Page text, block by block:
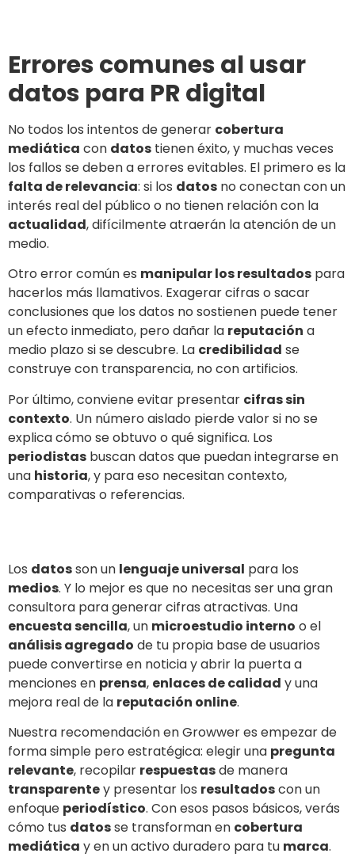
Errores comunes al usar
datos para PR digital
No todos los intentos de generar cobertura
mediática con datos tienen éxito, y muchas veces
los fallos se deben a errores evitables. El primero es la
falta de relevancia: si los datos no conectan con un
interés real del público o no tienen relación con la
actualidad, difícilmente atraerán la atención de un
medio.
Otro error común es manipular los resultados para
hacerlos más llamativos. Exagerar cifras o sacar
conclusiones que los datos no sostienen puede tener
un efecto inmediato, pero dañar la reputación a
medio plazo si se descubre. La credibilidad se
construye con transparencia, no con artificios.
Por último, conviene evitar presentar cifras sin
contexto. Un número aislado pierde valor si no se
explica cómo se obtuvo o qué significa. Los
periodistas buscan datos que puedan integrarse en
una historia, y para eso necesitan contexto,
comparativas o referencias.
Los datosson un lenguaje universal para los
medios. Y lo mejor es que no necesitas ser una gran
consultora para generar cifras atractivas. Una
encuesta sencilla, un microestudio interno o el
análisis agregado de tu propia base de usuarios
puede convertirse en noticia y abrir la puerta a
menciones en prensa, enlaces de calidad y una
mejora real de la reputación online.
Nuestra recomendación en Growwer es empezar de
forma simple pero estratégica: elegir una pregunta
relevante, recopilar respuestasde manera
transparentey presentar los resultadoscon un
enfoque periodístico. Con esos pasos básicos, verás
cómo tus datosse transforman en cobertura
mediática y en un activo duradero para tu marca.